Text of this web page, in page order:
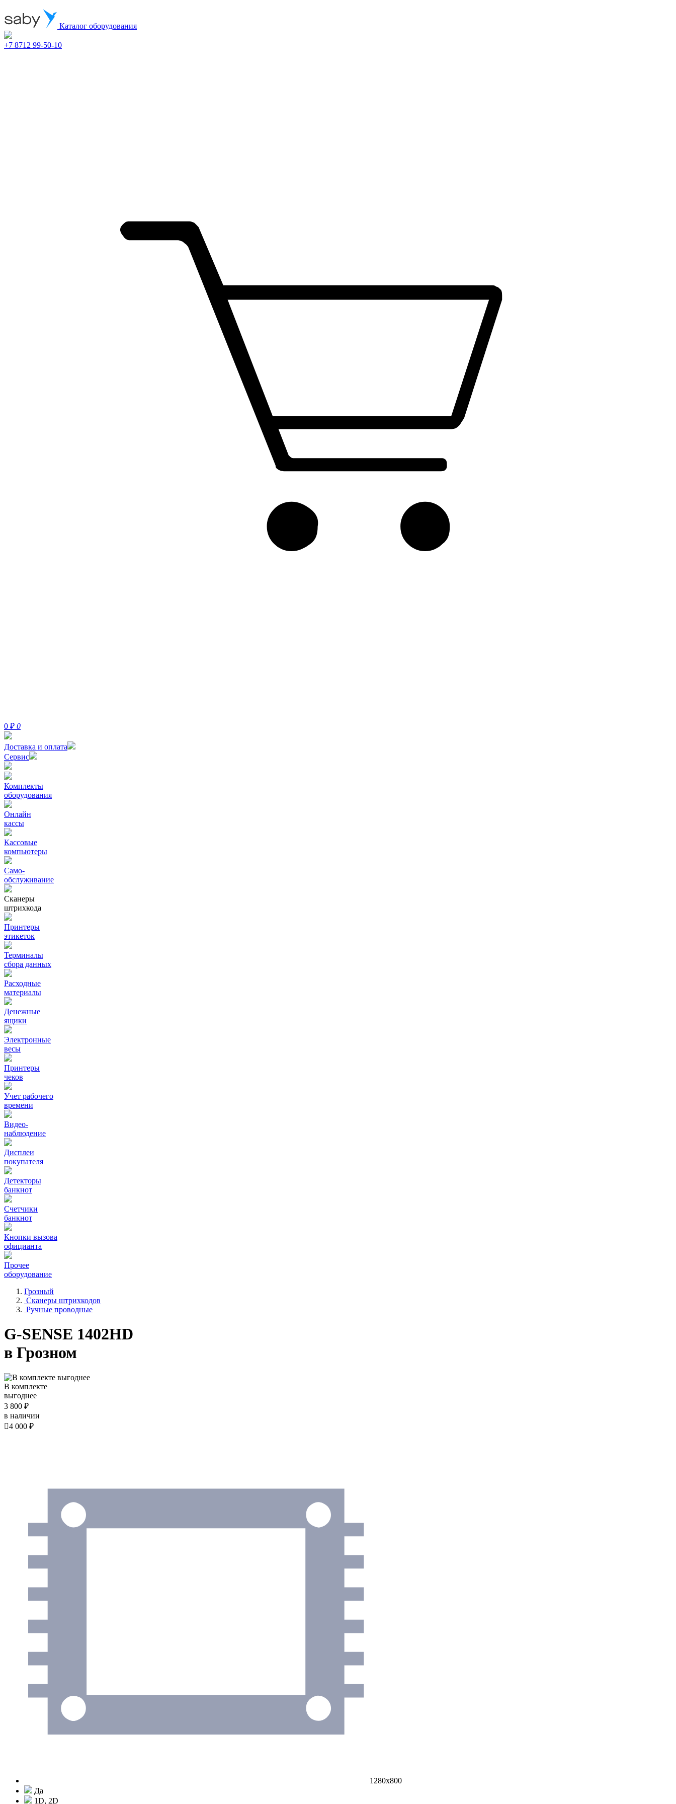
Каталог оборудования
+7 8712 99-50-10
0 ₽ 0
Доставка и оплата
Сервис
Комплекты
оборудования
Онлайн
кассы
Кассовые
компьютеры
Само-
обслуживание
Сканеры
штрихкода
Принтеры
этикеток
Терминалы
сбора данных
Расходные
материалы
Денежные
ящики
Электронные
весы
Принтеры
чеков
Учет рабочего
времени
Видео‑
наблюдение
Дисплеи
покупателя
Детекторы
банкнот
Счетчики
банкнот
Кнопки вызова
официанта
Прочее
оборудование
Грозный
Сканеры штрихкодов
Ручные проводные
G-SENSE 1402HD
в Грозном
В комплекте
выгоднее
3 800 ₽
в наличии
4 000 ₽
1280x800
Да
1D, 2D